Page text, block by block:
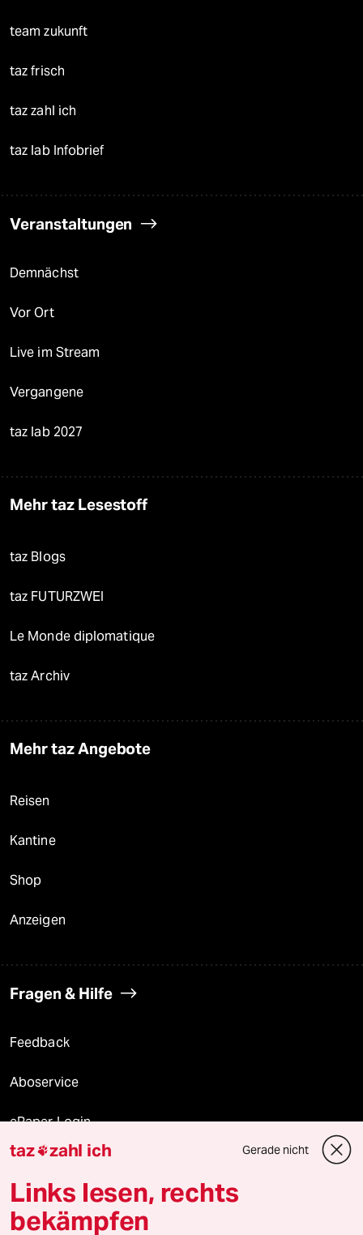
team zukunft
taz frisch
taz zahl ich
taz lab Infobrief
Veranstaltungen
Demnächst
Vor Ort
Live im Stream
Vergangene
taz lab 2027
Mehr taz Lesestoff
taz Blogs
taz FUTURZWEI
Le Monde diplomatique
taz Archiv
Mehr taz Angebote
Reisen
Kantine
Shop
Anzeigen
Fragen & Hilfe
Feedback
Aboservice
ePaper Login
Downloads für Abonnierende
taz zahl ich Gerade nicht
Links lesen, rechts
bekämpfen